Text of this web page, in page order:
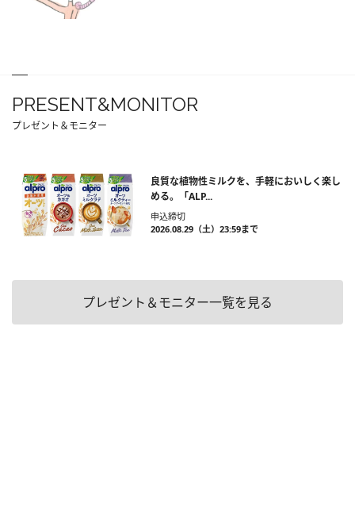
PRESENT&MONITOR
プレゼント＆モニター
良質な植物性ミルクを、手軽においしく楽し
める。「ALP...
申込締切
2026.08.29（土）23:59まで
プレゼント＆モニター一覧を見る